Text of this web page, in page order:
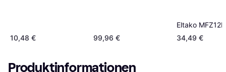
10,48 € 99,96 €
Eltako
34,49 €
Produktinformationen